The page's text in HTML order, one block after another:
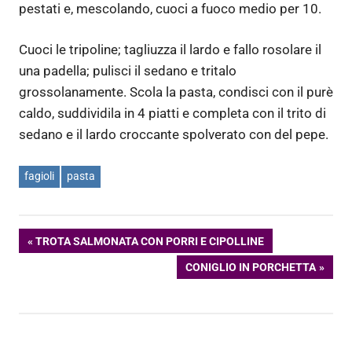
pestati e, mescolando, cuoci a fuoco medio per 10.
Cuoci le tripoline; tagliuzza il lardo e fallo rosolare il
una padella; pulisci il sedano e tritalo
grossolanamente. Scola la pasta, condisci con il purè
caldo, suddividila in 4 piatti e completa con il trito di
sedano e il lardo croccante spolverato con del pepe.
fagioli pasta
Navigazione
ARTICOLO
TROTA SALMONATA CON PORRI E CIPOLLINE
ARTICOLO
CONIGLIO IN PORCHETTA